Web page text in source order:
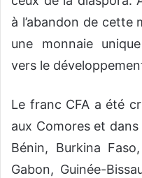
à l’abandon de cette
une monnaie
vers le
Le franc CFA a été
aux Comores et
Bénin, Burkina
Gabon, Guinée-